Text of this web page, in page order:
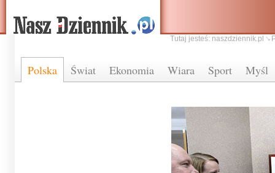
Polska Świat Ekonomia Wiara Sport Myśl
Tutaj jesteś: naszdziennik.pl